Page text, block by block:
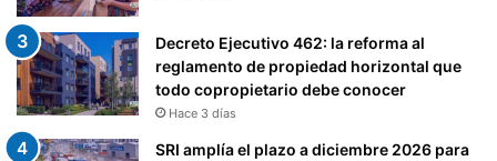
Decreto Ejecutivo 462: la reforma al
reglamento de propiedad horizontal que
todo copropietario debe conocer
Hace 3 días
SRI amplía el plazo a diciembre 2026 para